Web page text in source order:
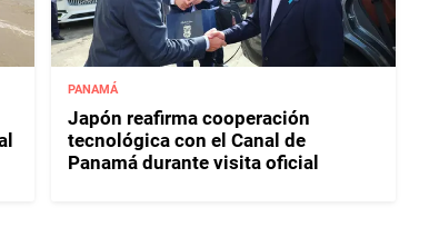
PANAMÁ
Japón reafirma cooperación
tecnológica con el Canal de
Panamá durante visita oficial